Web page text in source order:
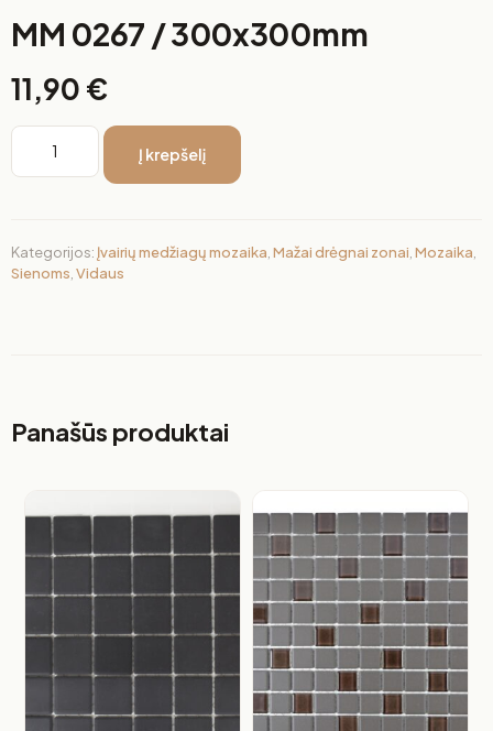
MM 0267 / 300x300mm
11,90 €
Į krepšelį
Kategorijos: Įvairių medžiagų mozaika,Mažai drėgnai zonai,Mozaika,
Sienoms,Vidaus
Panašūs produktai